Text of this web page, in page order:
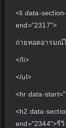
<li data-
end="2317">
ถ่ายทอดอารมณ์
</li>
</ul>
<hr data-
<h2 data-
end="2344">รี